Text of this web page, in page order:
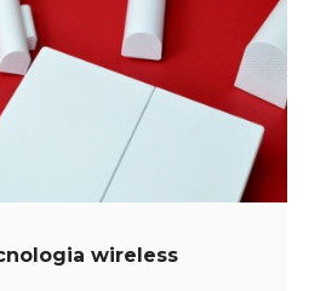
wireless